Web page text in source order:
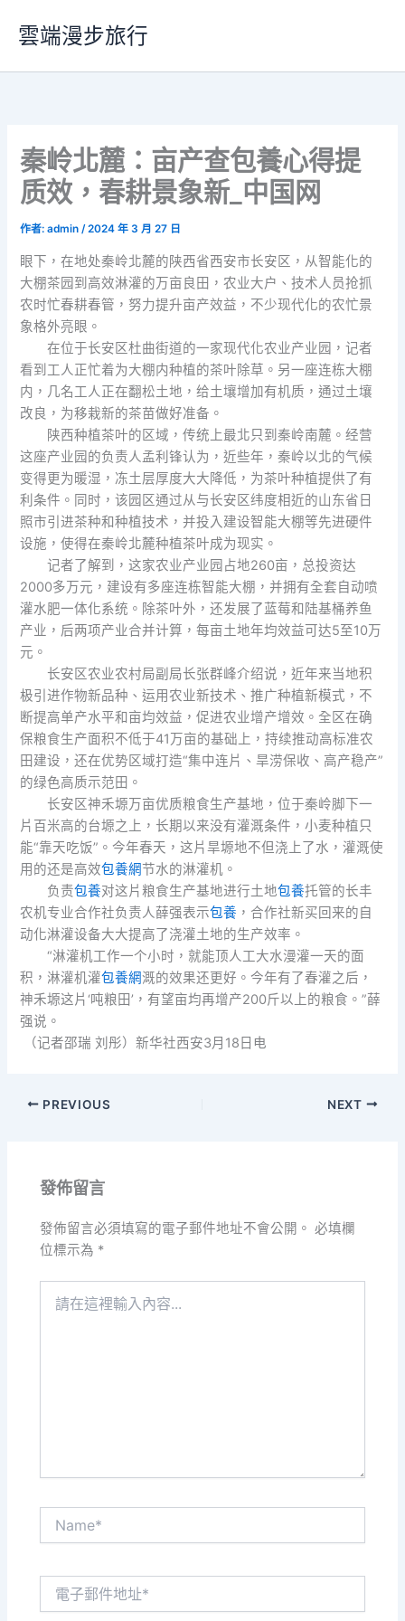
要
雲端漫步旅行
秦岭北麓：亩产查包養心得提
质效，春耕景象新_中国网
作者:admin/2024 年 3 月 27 日
眼下，在地处秦岭北麓的陕西省西安市长安区，从智能化的
大棚茶园到高效淋灌的万亩良田，农业大户、技术人员抢抓
农时忙春耕春管，努力提升亩产效益，不少现代化的农忙景
象格外亮眼。
在位于长安区杜曲街道的一家现代化农业产业园，记者
看到工人正忙着为大棚内种植的茶叶除草。另一座连栋大棚
内，几名工人正在翻松土地，给土壤增加有机质，通过土壤
改良，为移栽新的茶苗做好准备。
陕西种植茶叶的区域，传统上最北只到秦岭南麓。经营
这座产业园的负责人孟利锋认为，近些年，秦岭以北的气候
变得更为暖湿，冻土层厚度大大降低，为茶叶种植提供了有
利条件。同时，该园区通过从与长安区纬度相近的山东省日
照市引进茶种和种植技术，并投入建设智能大棚等先进硬件
设施，使得在秦岭北麓种植茶叶成为现实。
记者了解到，这家农业产业园占地260亩，总投资达
2000多万元，建设有多座连栋智能大棚，并拥有全套自动喷
灌水肥一体化系统。除茶叶外，还发展了蓝莓和陆基桶养鱼
产业，后两项产业合并计算，每亩土地年均效益可达5至10万
元。
长安区农业农村局副局长张群峰介绍说，近年来当地积
极引进作物新品种、运用农业新技术、推广种植新模式，不
断提高单产水平和亩均效益，促进农业增产增效。全区在确
保粮食生产面积不低于41万亩的基础上，持续推动高标准农
田建设，还在优势区域打造“集中连片、旱涝保收、高产稳产”
的绿色高质示范田。
长安区神禾塬万亩优质粮食生产基地，位于秦岭脚下一
片百米高的台塬之上，长期以来没有灌溉条件，小麦种植只
能“靠天吃饭”。今年春天，这片旱塬地不但浇上了水，灌溉使
用的还是高效包養網节水的淋灌机。
负责包養对这片粮食生产基地进行土地包養托管的长丰
农机专业合作社负责人薛强表示包養 ，合作社新买回来的自
动化淋灌设备大大提高了浇灌土地的生产效率。
“淋灌机工作一个小时，就能顶人工大水漫灌一天的面
积，淋灌机灌包養網溉的效果还更好。今年有了春灌之后，
神禾塬这片‘吨粮田’，有望亩均再增产200斤以上的粮食。”薛
强说。
（记者邵瑞 刘彤）新华社西安3月18日电
PREVIOUS NEXT
發佈留言
發佈留言必須填寫的電子郵件地址不會公開。 必填欄
位標示為 *